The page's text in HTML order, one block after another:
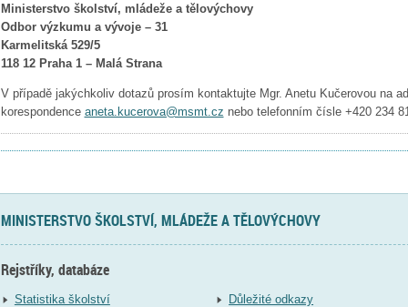
Ministerstvo školství, mládeže a tělovýchovy
Odbor výzkumu a vývoje – 31
Karmelitská 529/5
118 12 Praha 1 – Malá Strana
V případě jakýchkoliv dotazů prosím kontaktujte Mgr. Anetu Kučerovou na
korespondence aneta.kucerova@msmt.cz nebo telefonním čísle +420 234
MINISTERSTVO ŠKOLSTVÍ, MLÁDEŽE A TĚLOVÝCHOVY
Rejstříky, databáze
Statistika školství
Důležité odkazy